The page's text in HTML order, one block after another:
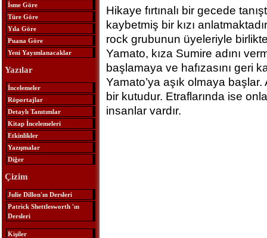
İsme Göre
Türe Göre
Yıla Göre
Puana Göre
Yeni Yayımlanacaklar
Yazılar
İncelemeler
Röportajlar
Detaylı Tanıtımlar
Kitap İncelemeleri
Etkinlikler
Yazışmalar
Diğer
Çizim
Julie Dillon'ın Dersleri
Patrick Shettlesworth 'ın
Dersleri
Kişiler
Hikaye fırtınalı bir gecede
kaybetmiş bir kızı
rock grubunun üyeleriyle
Yamato, kıza Sumire adını
başlamaya ve hafızasını geri
Yamato’ya aşık olmaya
bir kutudur. Etraflarında ise
insanlar vardır.